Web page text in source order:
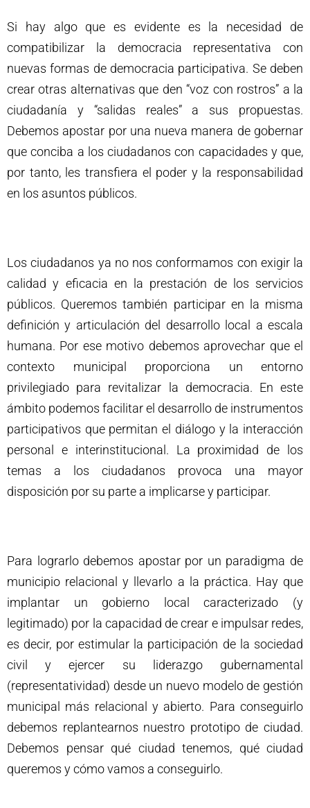
Si hay algo que es evidente es la necesidad de
compatibilizar la democracia representativa con
nuevas formas de democracia participativa. Se deben
crear otras alternativas que den “voz con rostros” a la
ciudadanía y “salidas reales” a sus propuestas.
Debemos apostar por una nueva manera de gobernar
que conciba a los ciudadanos con capacidades y que,
por tanto, les transfiera el poder y la responsabilidad
en los asuntos públicos.
Los ciudadanos ya no nos conformamos con exigir la
calidad y eficacia en la prestación de los servicios
públicos. Queremos también participar en la misma
definición y articulación del desarrollo local a escala
humana. Por ese motivo debemos aprovechar que el
contexto municipal proporciona un entorno
privilegiado para revitalizar la democracia. En este
ámbito podemos facilitar el desarrollo de instrumentos
participativos que permitan el diálogo y la interacción
personal e interinstitucional. La proximidad de los
temas a los ciudadanos provoca una mayor
disposición por su parte a implicarse y participar.
Para lograrlo debemos apostar por un paradigma de
municipio relacional y llevarlo a la práctica. Hay que
implantar un gobierno local caracterizado (y
legitimado) por la capacidad de crear e impulsar redes,
es decir, por estimular la participación de la sociedad
civil y ejercer su liderazgo gubernamental
(representatividad) desde un nuevo modelo de gestión
municipal más relacional y abierto. Para conseguirlo
debemos replantearnos nuestro prototipo de ciudad.
Debemos pensar qué ciudad tenemos, qué ciudad
queremos y cómo vamos a conseguirlo.